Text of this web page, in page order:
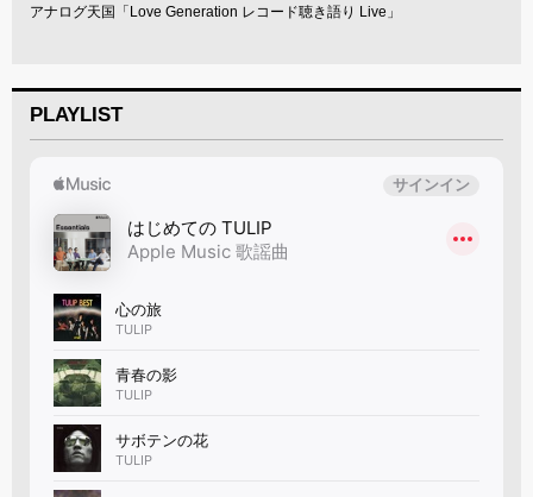
アナログ天国「Love Generation レコード聴き語り Live」
PLAYLIST